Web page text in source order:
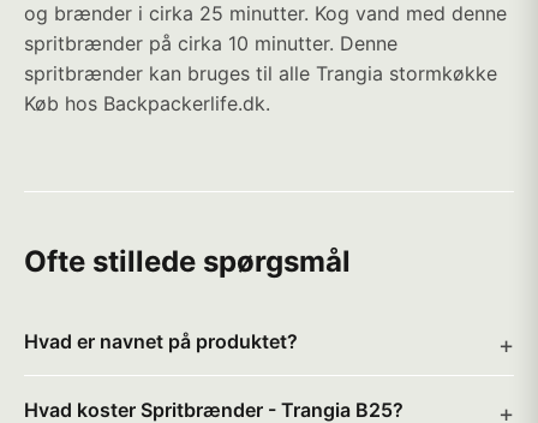
og brænder i cirka 25 minutter. Kog vand med denne
spritbrænder på cirka 10 minutter. Denne
spritbrænder kan bruges til alle Trangia stormkøkke
Køb hos Backpackerlife.dk.
Ofte stillede spørgsmål
Hvad er navnet på produktet?
Hvad koster Spritbrænder - Trangia B25?